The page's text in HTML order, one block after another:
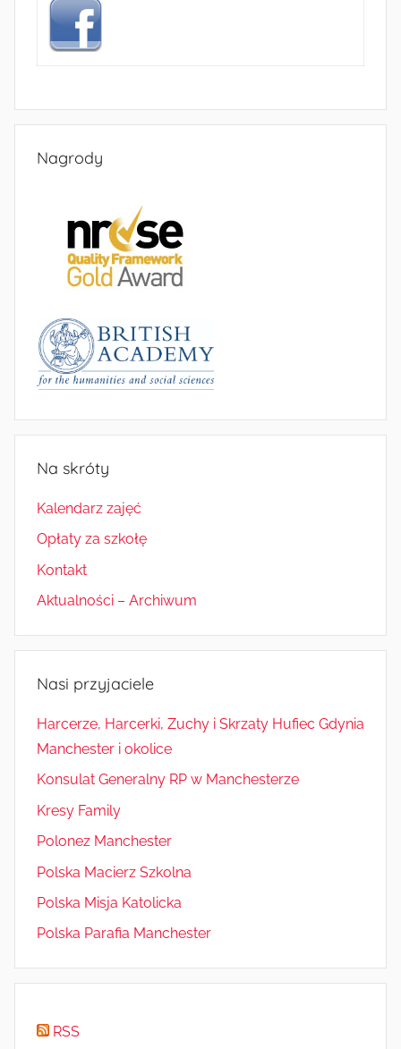
Nagrody
Na skróty
Kalendarz zajęć
Opłaty za szkołę
Kontakt
Aktualności – Archiwum
Nasi przyjaciele
Harcerze, Harcerki, Zuchy i Skrzaty Hufiec Gdynia
Manchester i okolice
Konsulat Generalny RP w Manchesterze
Kresy Family
Polonez Manchester
Polska Macierz Szkolna
Polska Misja Katolicka
Polska Parafia Manchester
RSS